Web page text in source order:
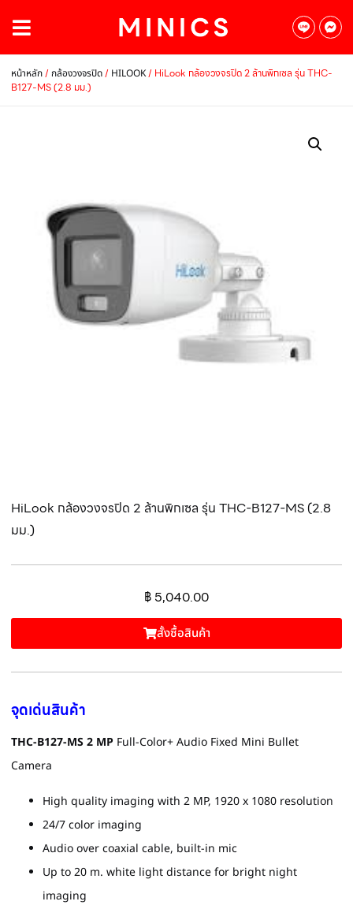
หน้าหลัก/กล้องวงจรปิด/ HILOOK/ HiLook กล้องวงจรปิด 2 ล้านพิกเซล รุ่น THC-
B127-MS (2.8 มม.)
HiLook กล้องวงจรปิด 2 ล้านพิกเซล รุ่น THC-B127-MS (2.8
มม.)
฿ 5,040.00
สั้งซื้อสินค้า
จุดเด่นสินค้า
THC-B127-MS2 MP Full-Color+ Audio Fixed Mini Bullet
Camera
High quality imaging with 2 MP, 1920 x 1080 resolution
24/7 color imaging
Audio over coaxial cable, built-in mic
Up to 20 m. white light distance for bright night
imaging